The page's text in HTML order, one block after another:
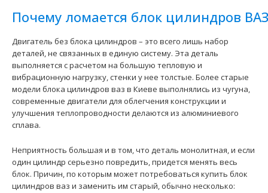
Применение на автомобилях семейства ВАЗ-21213, 21214
Нива Тайга и их модификаций...
Почему ломается блок цилиндров ВАЗ
Двигатель без блока цилиндров – это всего лишь набор
деталей, не связанных в единую систему. Эта деталь
выполняется с расчетом на большую тепловую и
вибрационную нагрузку, стенки у нее толстые. Более старые
модели блока цилиндров ваз в Киеве выполнялись из чугуна,
современные двигатели для облегчения конструкции и
улучшения теплопроводности делаются из алюминиевого
сплава.
Неприятность большая и в том, что деталь монолитная, и если
один цилиндр серьезно повредить, придется менять весь
блок. Причин, по которым может потребоваться купить блок
цилиндров ваз и заменить им старый, обычно несколько: